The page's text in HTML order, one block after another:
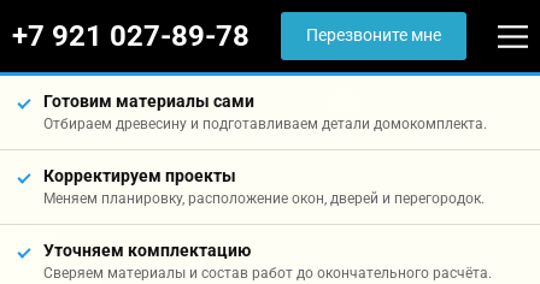
+7 921 027-89-78 Перезвоните мне
Готовим материалы сами
Отбираем древесину и подготавливаем детали домокомплекта.
Корректируем проекты
Меняем планировку, расположение окон, дверей и перегородок.
Уточняем комплектацию
Сверяем материалы и состав работ до окончательного расчёта.